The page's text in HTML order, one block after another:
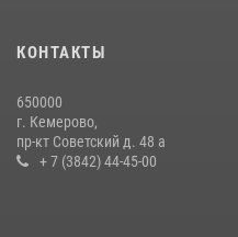
20 июля 2026, 10:54
с покупками
20 июля 2026, 08:52
КОНТАКТЫ
650000
г. Кемерово,
пр-кт Советский д. 48 а
+ 7 (3842) 44-45-00